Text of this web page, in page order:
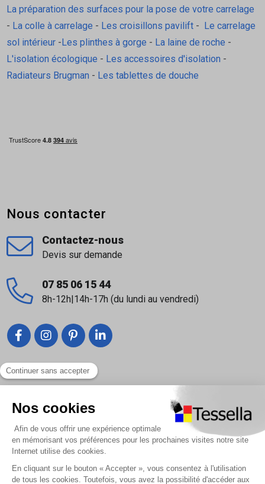
La préparation des surfaces pour la pose de votre carrelage
- La colle à carrelage - Les croisillons pavilift- Le carrelage
sol intérieur-Les plinthes à gorge - La laine de roche -
L'isolation écologique - Les accessoires d'isolation -
Radiateurs Brugman - Les tablettes de douche
Liens utiles
Nous contacter
À propos
Paiement sécurisé
Livraison | Retour client
Nous contacter
Contactez-nous
Devis sur demande
07 85 06 15 44
8h-12h|14h-17h (du lundi au vendredi)